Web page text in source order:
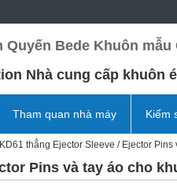
Quyến Bede Khuôn mẫu
Nhà cung cấp khuôn
Tham quan nhà máy Kiểm
thẳng Ejector Sleeve / Ejector
Pins và tay áo cho